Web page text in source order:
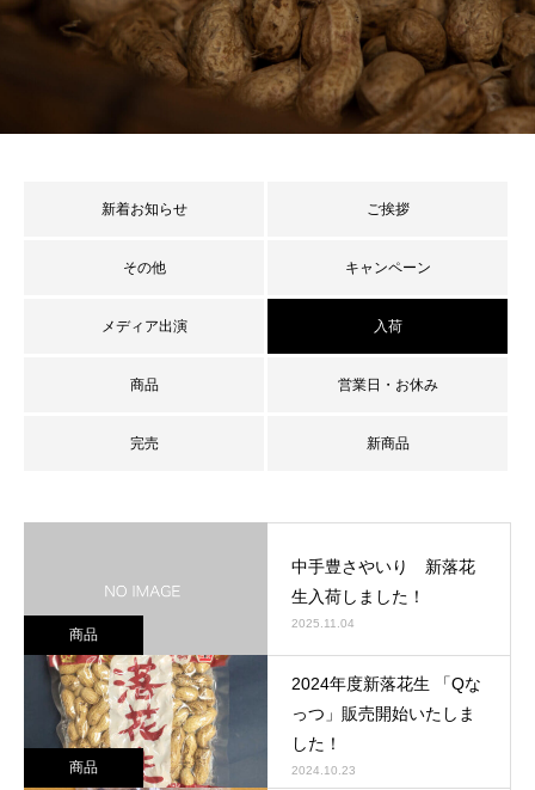
新着お知らせ ご挨拶
その他 キャンペーン
メディア出演 入荷
商品 営業日・お休み
完売 新商品
商品
中手豊さやいり 新落花
生入荷しました！
2025.11.04
商品
2024年度新落花生 「Qな
っつ」販売開始いたしま
した！
2024.10.23